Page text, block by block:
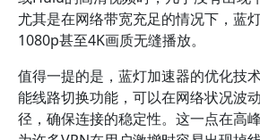
尤其是在网络带宽充足的情况下，蓝
1080p甚至4K画质无缝播放。
值得一提的是，蓝灯加速器的优化技
能线路切换功能，可以在网络状况波
径，确保连接的稳定性。这一点在高